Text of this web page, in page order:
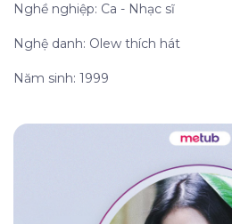
Nghề nghiệp: Ca - Nhạc sĩ
Nghệ danh: Olew thích hát
Năm sinh: 1999